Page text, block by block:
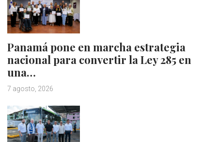
Panamá pone en marcha estrategia
nacional para convertir la Ley 285 en
una…
7 agosto, 2026